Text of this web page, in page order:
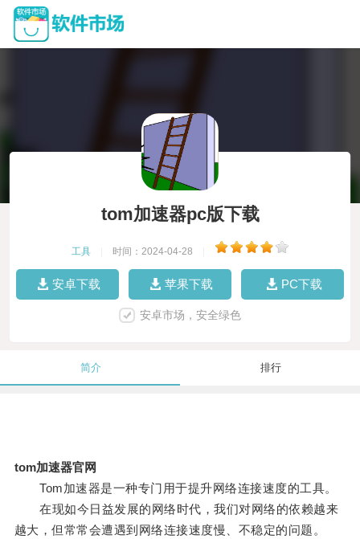
tom加速器pc版下载
工具 时间：2024-04-28
安卓下载 苹果下载 PC下载
安卓市场，安全绿色
简介 排行
tom加速器官网
Tom加速器是一种专门用于提升网络连接速度的工具。
在现如今日益发展的网络时代，我们对网络的依赖越来
越大，但常常会遭遇到网络连接速度慢、不稳定的问题。